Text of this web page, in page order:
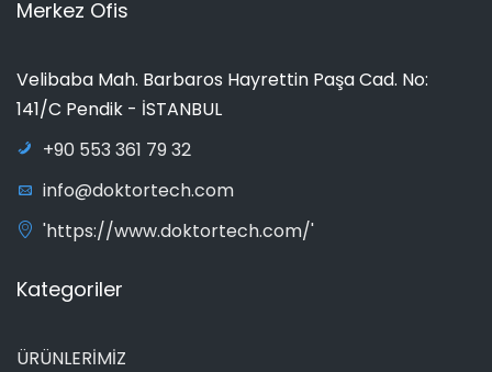
Merkez Ofis
Velibaba Mah. Barbaros Hayrettin Paşa Cad. No:
141/C Pendik - İSTANBUL
+90 553 361 79 32
info@doktortech.com
'https://www.doktortech.com/'
Kategoriler
ÜRÜNLERİMİZ